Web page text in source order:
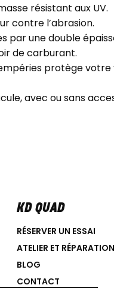
résistant aux UV.
contre l’abrasion.
par une double
de carburant.
protège
avec ou sans
KD QUAD
RÉSERVER UN ESSAI
ATELIER ET
BLOG
CONTACT